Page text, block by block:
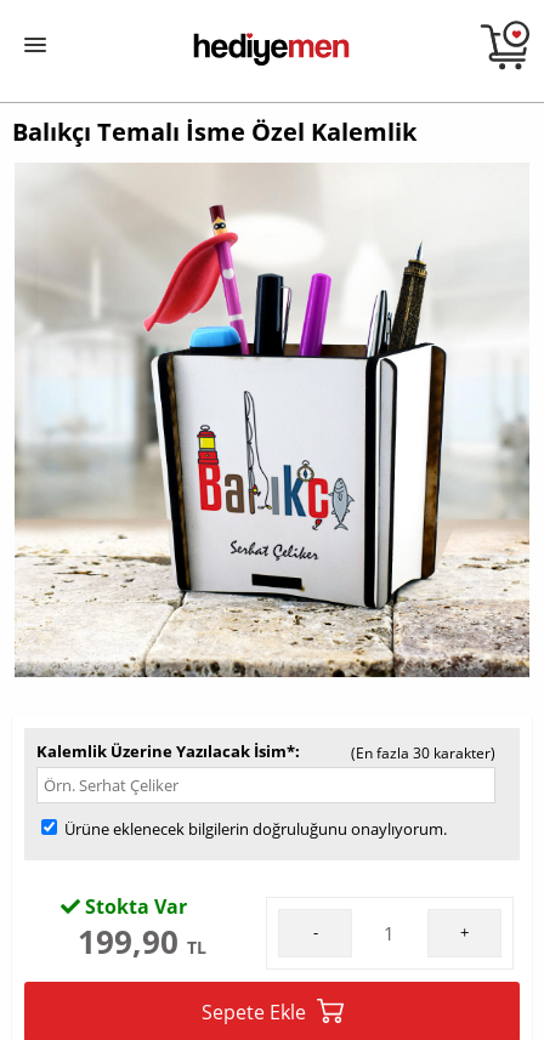
Balıkçı Temalı İsme Özel Kalemlik
Kalemlik Üzerine Yazılacak İsim* (En fazla 30 karakter)
Ürüne eklenecek bilgilerin doğruluğunu onaylıyorum.
Stokta Var
199,90 TL
- +
Sepete Ekle